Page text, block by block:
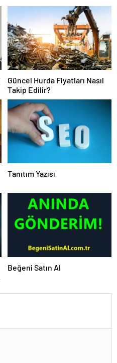
Güncel Hurda Fiyatları Nasıl
Takip Edilir?
Tanıtım Yazısı
Beğeni Satın Al